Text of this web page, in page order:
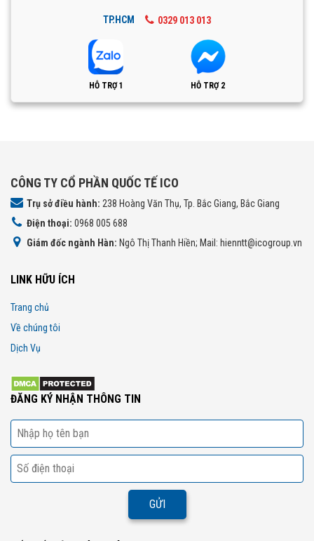
TP.HCM 0329 013 013
HỖ TRỢ 1 HỖ TRỢ 2
CÔNG TY CỔ PHẦN QUỐC TẾ ICO
Trụ sở điều hành: 238 Hoàng Văn Thụ, Tp. Bắc Giang, Bắc Giang
Điện thoại: 0968 005 688
Giám đốc ngành Hàn: Ngô Thị Thanh Hiền; Mail: hienntt@icogroup.vn
LINK HỮU ÍCH
Trang chủ
Về chúng tôi
Dịch Vụ
ĐĂNG KÝ NHẬN THÔNG TIN